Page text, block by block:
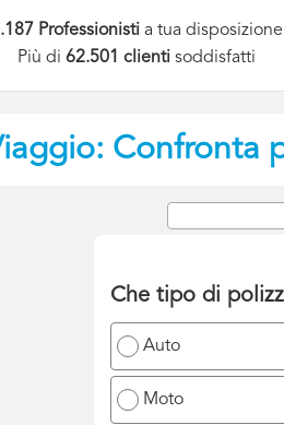
Professionisti a tua disposizione
Più di62.501 clientisoddisfatti
Confronta
Che tipo di
Auto
Moto